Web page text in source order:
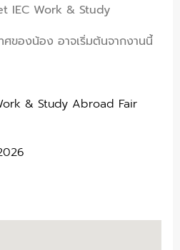
IEC Work & Study
ศของน้อง อาจเริ่มต้นจากงานนี้
& Study Abroad Fair